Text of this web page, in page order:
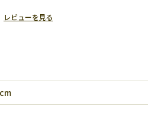
レビューを見る